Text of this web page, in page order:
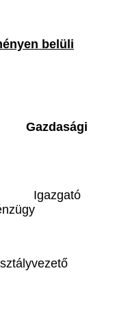
belüli
Gazdasági
Igazgató